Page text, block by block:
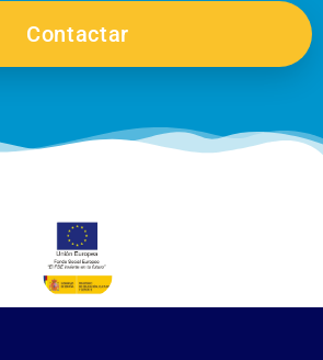
Contactar